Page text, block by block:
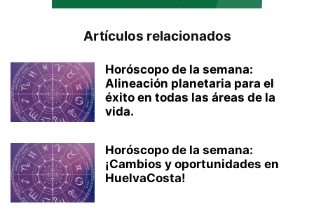
Artículos relacionados
Horóscopo de la semana:
Alineación planetaria para el
éxito en todas las áreas de la
vida.
Horóscopo de la semana:
¡Cambios y oportunidades en
HuelvaCosta!